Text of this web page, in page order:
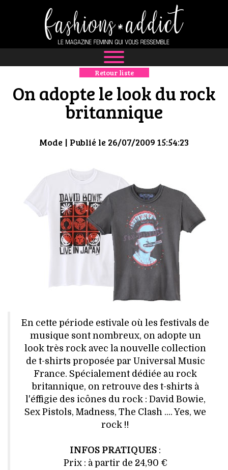
NEWS
MODE
BOUTIQUE
CULTURE
HIGH TECH
MAISON
AUTO
BEAUTÉ
MODE DE RUE
JEUNES CRÉATEURS
HISTOIRE DES MARQUES
VOYAGES & LOISIRS
Retour liste
On adopte le look du rock
britannique
Mode | Publié le 26/07/2009 15:54:23
En cette période estivale où les festivals de
musique sont nombreux, on adopte un
look très rock avec la nouvelle collection
de t-shirts proposée par Universal Music
France. Spécialement dédiée au rock
britannique, on retrouve des t-shirts à
l'éffigie des icônes du rock : David Bowie,
Sex Pistols, Madness, The Clash .... Yes, we
rock !!
INFOS PRATIQUES :
Prix : à partir de 24,90 €